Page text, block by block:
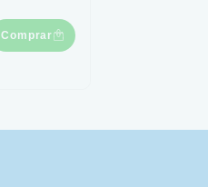
Comprar